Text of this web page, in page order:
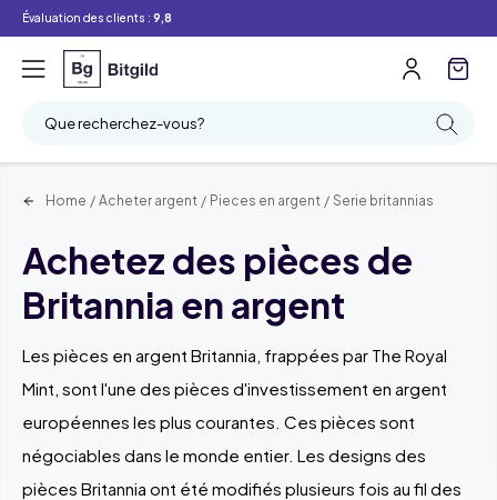
Évaluation des clients : 9,8
Que recherchez-vous?
Filtre
Home / Acheter argent / Pieces en argent / Serie britannias
Achetez des pièces de
Britannia en argent
Les pièces en argent Britannia, frappées par The Royal
Mint, sont l'une des pièces d'investissement en argent
européennes les plus courantes. Ces pièces sont
négociables dans le monde entier. Les designs des
pièces Britannia ont été modifiés plusieurs fois au fil des